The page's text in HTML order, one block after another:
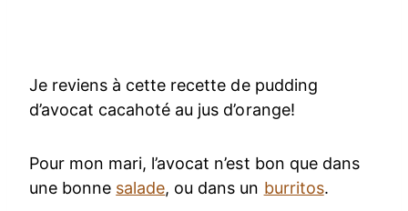
Je reviens à cette recette de pudding
d’avocat cacahoté au jus d’orange!
Pour mon mari, l’avocat n’est bon que dans
une bonne salade, ou dans un burritos.